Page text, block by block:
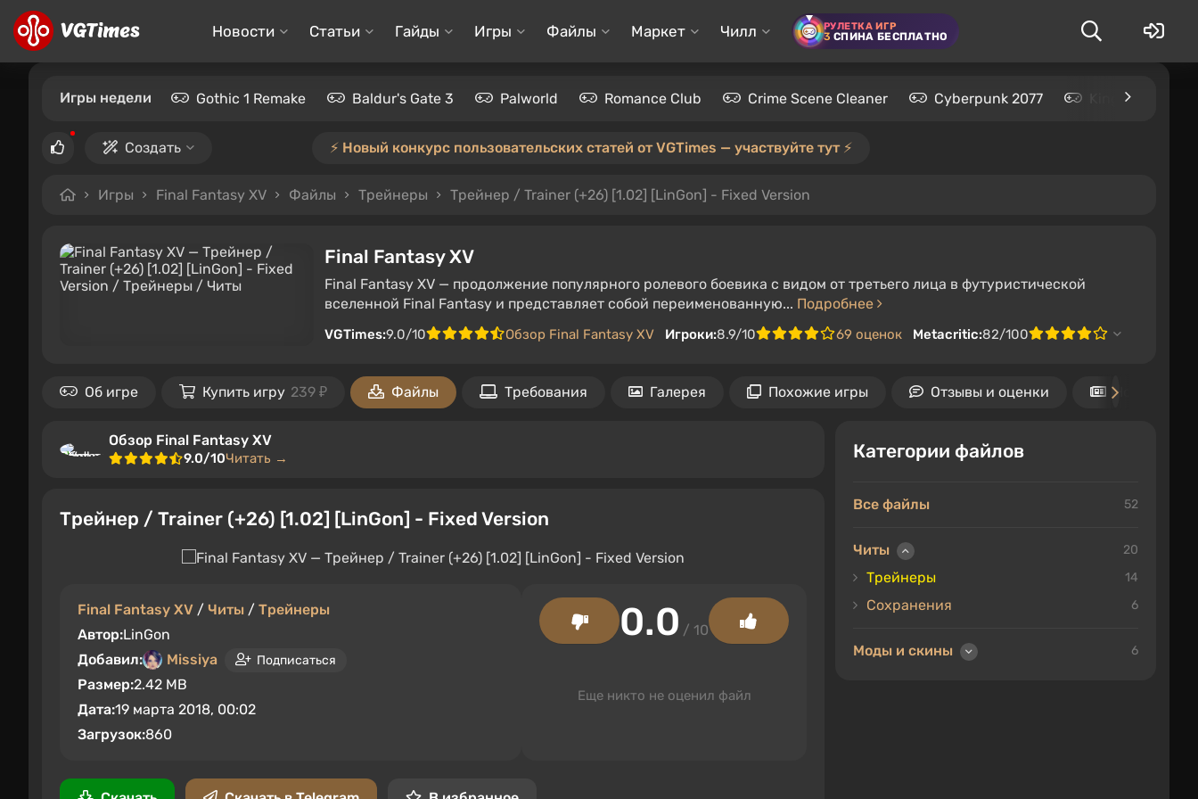
Новости Статьи Гайды Игры Файлы Маркет Чилл РУЛЕТКА ИГР
3 СПИНА БЕСПЛАТНО
Игры недели Gothic 1 Remake Baldur's Gate 3 Palworld Romance Club Crime Scene Cleaner Cyberpunk 2077 Kingdom
Создать ⚡️ Новый конкурс пользовательских статей от VGTimes — участвуйте тут ⚡️
Игры Final Fantasy XV Файлы Трейнеры Трейнер / Trainer (+26) [1.02] [LinGon] - Fixed Version
Final Fantasy XV
Final Fantasy XV — продолжение популярного ролевого боевика с видом от третьего лица в футуристической
вселенной Final Fantasy и представляет собой переименованную... Подробнее
VGTimes:9.0/10 Обзор Final Fantasy XV Игроки:8.9/10 69 оценок Metacritic:82/100
Об игре Купить игру 239 ₽ Файлы Требования Галерея Похожие игры Отзывы и оценки Новости
Обзор Final Fantasy XV
9.0/10Читать → Категории файлов
Все файлы 52
Читы 20
Трейнеры 14
Сохранения 6
Моды и скины 6
Трейнер / Trainer (+26) [1.02] [LinGon] - Fixed Version
Final Fantasy XV / Читы / Трейнеры
Автор:LinGon
Добавил:
Missiya Подписаться
Размер:2.42 MB
Дата:19 марта 2018, 00:02
Загрузок:860
0.0 / 10
Еще никто не оценил файл